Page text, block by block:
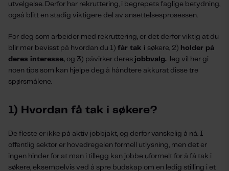
utvelgelse. Derfor har rekruttering, i begrepets faglige betydning,
også blitt en stadig viktigere del av ansettelsesprosessen.
For deg som arbeider med rekruttering, er det derfor viktig at du
blir mer bevisst på hvordan du 1) får tak i søkere, 2) holder på
deres interesse, og 3) påvirker deres jobbvalg. Jeg vil her gi
noen tips som kan hjelpe deg å håndtere akkurat disse tre
spørsmålene.
1) Hvordan få tak i søkere?
De fleste er ikke på aktiv jobbjakt, og derfor vanskelig å nå. I
offentlig sektor er hovedregelen formell utlysning, men det er
ingen hinder for at man i tillegg kan jobbe uformelt for å få tak i
søkere, eksempelvis ved å spre budskap om en ledig stilling i et